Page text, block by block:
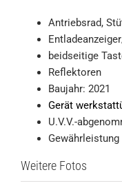
Antriebsrad,
beidseitige
Reflektoren
Baujahr: 2021
Gerät
U.V.V.-
Gewährleistung
Weitere Fotos